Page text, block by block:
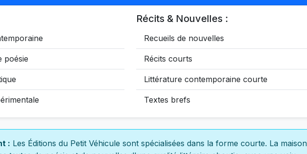
poésie
Récits & Nouvelles :
Recueils de nouvelles
Récits courts
Littérature contemporaine courte
Textes brefs
: Les Éditions du Petit Véhicule sont spécialisées dans la forme courte. La maison